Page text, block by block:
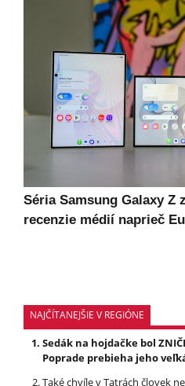
Séria Samsung Galaxy Z
recenzie médií naprieč
NAJČÍTANEJŠIE V REGIÓNE
Sedák na hojdačke bol
Poprade prebieha jeho
Také chvíle v Tatrách človek